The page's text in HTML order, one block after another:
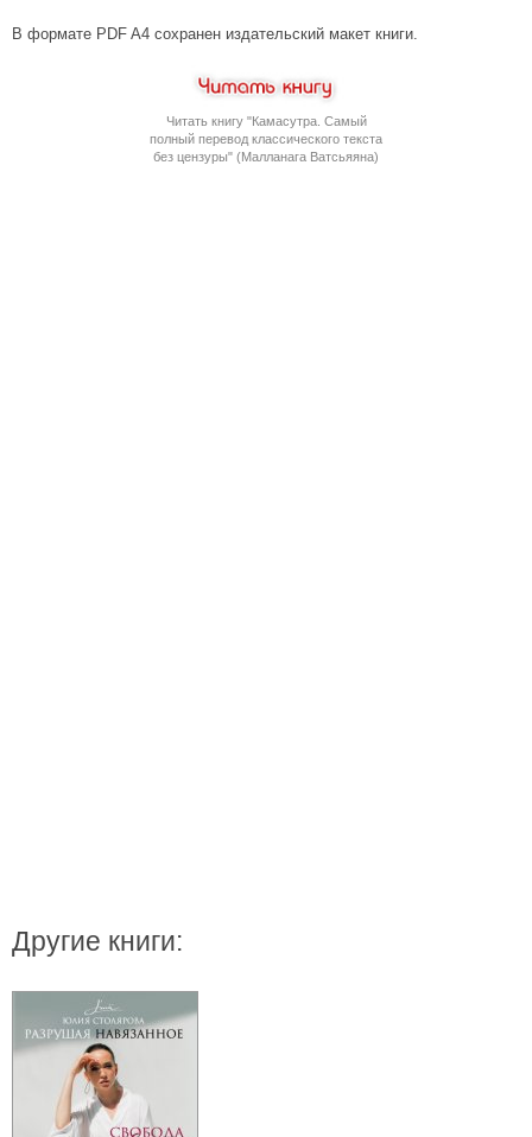
В формате PDF A4 сохранен издательский макет книги.
Читать книгу "Камасутра. Самый
полный перевод классического текста
без цензуры" (Малланага Ватсьяяна)
Другие книги: